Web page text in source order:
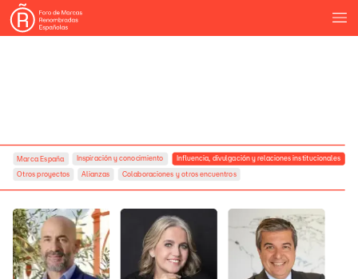
Marca España
Otros proyectos Alianzas Colaboraciones y otros encuentros
Inspiración y conocimiento Influencia, divulgación y relaciones institucionales